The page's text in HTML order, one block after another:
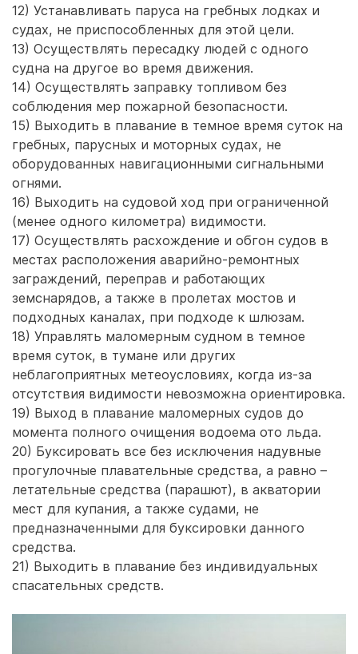
12) Устанавливать паруса на гребных лодках и
судах, не приспособленных для этой цели.
13) Осуществлять пересадку людей с одного
судна на другое во время движения.
14) Осуществлять заправку топливом без
соблюдения мер пожарной безопасности.
15) Выходить в плавание в темное время суток на
гребных, парусных и моторных судах, не
оборудованных навигационными сигнальными
огнями.
16) Выходить на судовой ход при ограниченной
(менее одного километра) видимости.
17) Осуществлять расхождение и обгон судов в
местах расположения аварийно-ремонтных
заграждений, переправ и работающих
земснарядов, а также в пролетах мостов и
подходных каналах, при подходе к шлюзам.
18) Управлять маломерным судном в темное
время суток, в тумане или других
неблагоприятных метеоусловиях, когда из-за
отсутствия видимости невозможна ориентировка.
19) Выход в плавание маломерных судов до
момента полного очищения водоема ото льда.
20) Буксировать все без исключения надувные
прогулочные плавательные средства, а равно –
летательные средства (парашют), в акватории
мест для купания, а также судами, не
предназначенными для буксировки данного
средства.
21) Выходить в плавание без индивидуальных
спасательных средств.